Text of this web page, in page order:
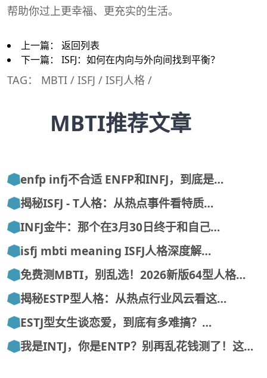
帮助你过上更幸福、更充实的生活。
上一篇： 返回列表
下一篇： ISFJ：如何在内向与外向间找到平衡？
TAG： MBTI / ISFJ / ISFJ人格 /
MBTI推荐文章
enfp infj不合适 ENFP和INFJ，到底是…
揭秘ISFJ - T人格：从热点事件看特质…
INFJ金牛：那个在3月30日终于和自己…
isfj mbti meaning ISFJ人格深度解…
免费测MBTI，别乱选！2026新版64型人格…
揭秘ESTP型人格：从热点行业风云看这…
ESTJ型女生谈恋爱，到底有多难搞？…
我是INTJ，你是ENTP？别再乱花钱测了！这…